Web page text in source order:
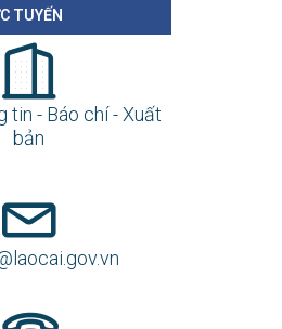
TUYẾN
tin - Báo chí - Xuất
bản